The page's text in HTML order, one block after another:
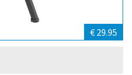
€ 29.95